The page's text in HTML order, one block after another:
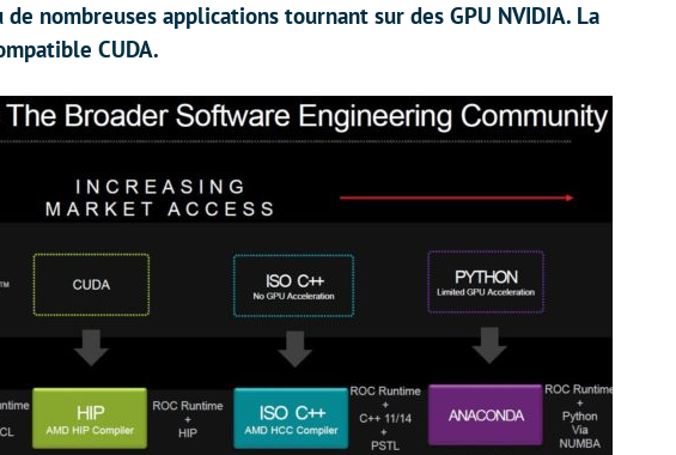
nombreuses applications tournant sur des GPU NVIDIA. La
CUDA.